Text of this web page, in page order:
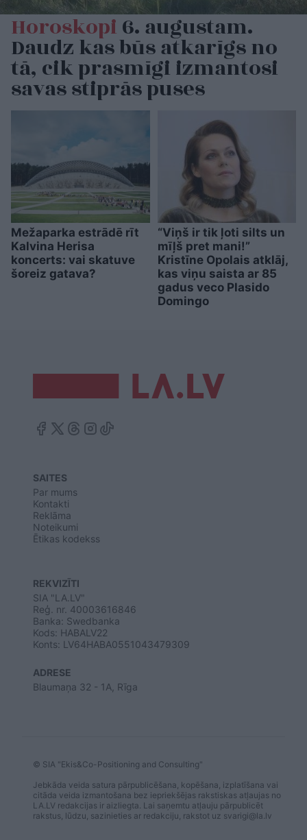
Horoskopi6. augustam.
Daudz kas būs atkarīgs no
tā, cik prasmīgi izmantosi
savas stiprās puses
Mežaparka estrādē rīt
Kalvina Herisa
koncerts: vai skatuve
šoreiz gatava?
“Viņš ir tik ļoti silts un
mīļš pret mani!”
Kristīne Opolais atklāj,
kas viņu saista ar 85
gadus veco Plasido
Domingo
SAITES
Par mums
Kontakti
Reklāma
Noteikumi
Ētikas kodekss
REKVIZĪTI
SIA "LA.LV"
Reģ. nr. 40003616846
Banka: Swedbanka
Kods: HABALV22
Konts: LV64HABA0551043479309
ADRESE
Blaumaņa 32 - 1A, Rīga
© SIA "Ekis&Co-Positioning and Consulting"
Jebkāda veida satura pārpublicēšana, kopēšana, izplatīšana vai
citāda veida izmantošana bez iepriekšējas rakstiskas atļaujas no
LA.LV redakcijas ir aizliegta. Lai saņemtu atļauju pārpublicēt
rakstus, lūdzu, sazinieties ar redakciju, rakstot uz svarigi@la.lv